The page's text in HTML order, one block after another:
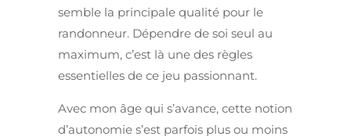
semble la principale qualité pour le
randonneur. Dépendre de soi seul au
maximum, c’est là une des règles
essentielles de ce jeu passionnant.
Avec mon âge qui s’avance, cette notion
d’autonomie s’est parfois plus ou moins